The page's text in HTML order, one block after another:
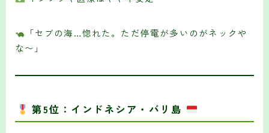
「セブの海…惚れた。ただ停電が多いのがネックや
な〜」
第5位：インドネシア・バリ島